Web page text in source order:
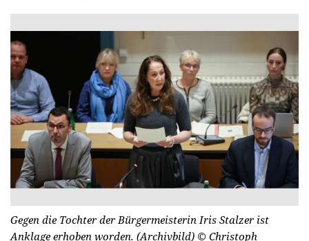
Gegen die Tochter der Bürgermeisterin Iris Stalzer ist
Anklage erhoben worden. (Archivbild) © Christoph